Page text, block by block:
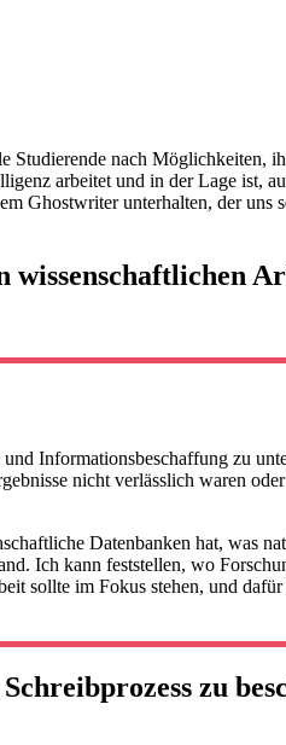
arbeitet und in der Lage ist,
Ghostwriter unterhalten, der
Informationsbeschaffung zu
nicht verlässlich waren
Datenbanken hat,
Ich kann feststellen, wo
sollte im Fokus stehen, und
zu